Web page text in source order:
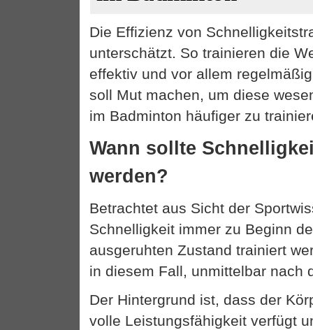
Die Effizienz von
unterschätzt. So trainieren die
effektiv und vor allem
soll Mut machen, um diese
im Badminton häufiger zu
Wann sollte
werden?
Betrachtet aus Sicht der
Schnelligkeit immer zu Beginn
ausgeruhten Zustand trainiert
in diesem Fall, unmittelbar nach
Der Hintergrund ist, dass der
volle Leistungsfähigkeit verfügt